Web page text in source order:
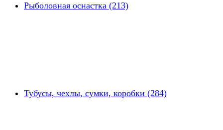
Рыболовная оснастка (213)
Тубусы, чехлы, сумки, коробки (284)